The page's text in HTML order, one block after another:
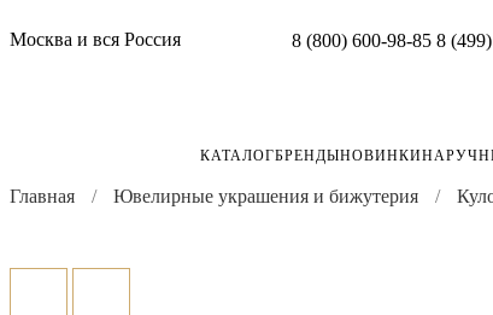
Москва и вся Россия 8 (800) 600-98-85 8
КАТАЛОГБРЕНДЫНОВИНКИ
Главная Ювелирные украшения и бижутерия